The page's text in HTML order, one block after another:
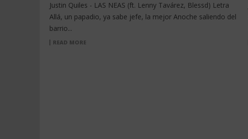
Justin Quiles - LAS NEAS (ft. Lenny Tavárez, Blessd) Letra
Allá, un papadio, ya sabe jefe, la mejor Anoche saliendo del
barrio...
READ MORE